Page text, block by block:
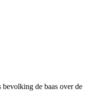
de baas over de